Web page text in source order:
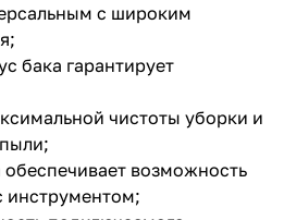
с широким
бака гарантирует
чистоты уборки и
возможность
инструментом;